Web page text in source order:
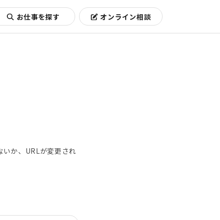
お仕事を探す オンライン相談
いか、URLが変更され